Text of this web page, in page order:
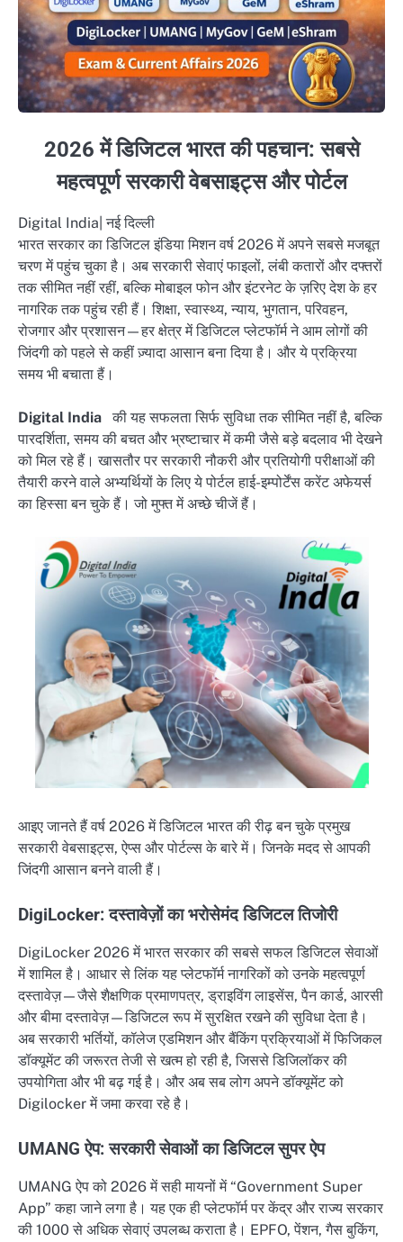
2026 में डिजिटल भारत की पहचान: सबसे
महत्वपूर्ण सरकारी वेबसाइट्स और पोर्टल
Digital India| नई दिल्ली
भारत सरकार का डिजिटल इंडिया मिशन वर्ष 2026 में अपने सबसे मजबूत
चरण में पहुंच चुका है। अब सरकारी सेवाएं फाइलों, लंबी कतारों और दफ्तरों
तक सीमित नहीं रहीं, बल्कि मोबाइल फोन और इंटरनेट के ज़रिए देश के हर
नागरिक तक पहुंच रही हैं। शिक्षा, स्वास्थ्य, न्याय, भुगतान, परिवहन,
रोजगार और प्रशासन—हर क्षेत्र में डिजिटल प्लेटफॉर्म ने आम लोगों की
जिंदगी को पहले से कहीं ज़्यादा आसान बना दिया है। और ये प्रक्रिया
समय भी बचाता हैं।
Digital India की यह सफलता सिर्फ सुविधा तक सीमित नहीं है, बल्कि
पारदर्शिता, समय की बचत और भ्रष्टाचार में कमी जैसे बड़े बदलाव भी देखने
को मिल रहे हैं। खासतौर पर सरकारी नौकरी और प्रतियोगी परीक्षाओं की
तैयारी करने वाले अभ्यर्थियों के लिए ये पोर्टल हाई-इम्पोर्टेंस करेंट अफेयर्स
का हिस्सा बन चुके हैं। जो मुफ्त में अच्छे चीजें हैं।
आइए जानते हैं वर्ष 2026 में डिजिटल भारत की रीढ़ बन चुके प्रमुख
सरकारी वेबसाइट्स, ऐप्स और पोर्टल्स के बारे में। जिनके मदद से आपकी
जिंदगी आसान बनने वाली हैं।
DigiLocker: दस्तावेज़ों का भरोसेमंद डिजिटल तिजोरी
DigiLocker 2026 में भारत सरकार की सबसे सफल डिजिटल सेवाओं
में शामिल है। आधार से लिंक यह प्लेटफॉर्म नागरिकों को उनके महत्वपूर्ण
दस्तावेज़—जैसे शैक्षणिक प्रमाणपत्र, ड्राइविंग लाइसेंस, पैन कार्ड, आरसी
और बीमा दस्तावेज़—डिजिटल रूप में सुरक्षित रखने की सुविधा देता है।
अब सरकारी भर्तियों, कॉलेज एडमिशन और बैंकिंग प्रक्रियाओं में फिजिकल
डॉक्यूमेंट की जरूरत तेजी से खत्म हो रही है, जिससे डिजिलॉकर की
उपयोगिता और भी बढ़ गई है। और अब सब लोग अपने डॉक्यूमेंट को
Digilocker में जमा करवा रहे है।
UMANG ऐप: सरकारी सेवाओं का डिजिटल सुपर ऐप
UMANG ऐप को 2026 में सही मायनों में “Government Super
App” कहा जाने लगा है। यह एक ही प्लेटफॉर्म पर केंद्र और राज्य सरकार
की 1000 से अधिक सेवाएं उपलब्ध कराता है। EPFO, पेंशन, गैस बुकिंग,